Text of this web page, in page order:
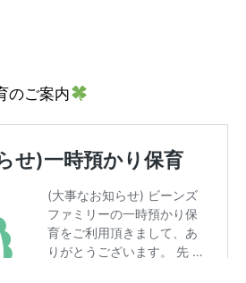
のご案内